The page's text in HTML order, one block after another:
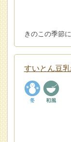
きのこの季節
すいとん豆